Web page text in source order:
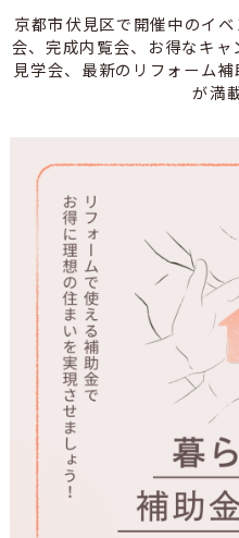
京都市伏見区で開催中のイ
会、完成内覧会、お得なキャ
見学会、最新のリフォーム
が満